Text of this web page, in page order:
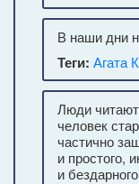
В наши дни
Теги: Агата
Люди
человек
частично
и простого,
и